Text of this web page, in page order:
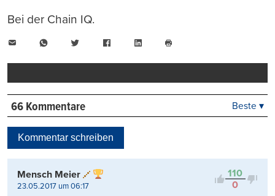
Bei der Chain IQ.
WhatsAppTwitter FacebookLinkedIn
drucken
66 Kommentare
Kontrovers
Beste ▾
Kommentar schreiben
110
0
Mensch Meier
23.05.2017 um 06:17